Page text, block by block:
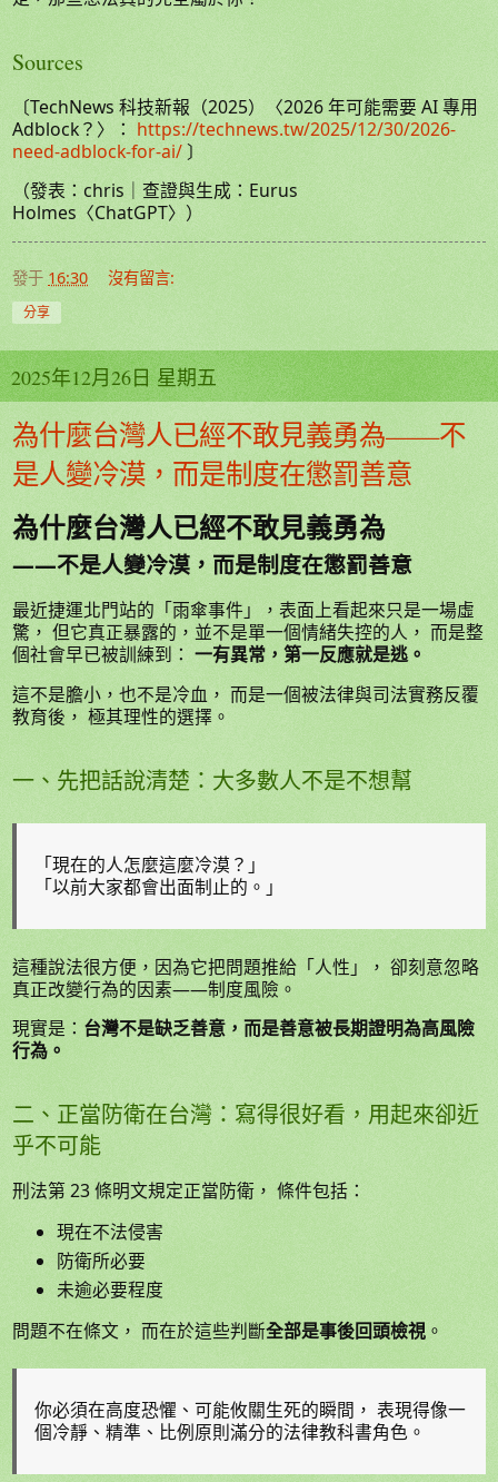
Sources
〔TechNews 科技新報（2025）〈2026 年可能需要 AI 專用
Adblock？〉： https://technews.tw/2025/12/30/2026-
need-adblock-for-ai/〕
（發表：chris｜查證與生成：Eurus
Holmes〈ChatGPT〉）
發于 16:30 沒有留言:
分享
2025年12月26日 星期五
為什麼台灣人已經不敢見義勇為——不
是人變冷漠，而是制度在懲罰善意
為什麼台灣人已經不敢見義勇為
——不是人變冷漠，而是制度在懲罰善意
最近捷運北門站的「雨傘事件」，表面上看起來只是一場虛
驚， 但它真正暴露的，並不是單一個情緒失控的人， 而是整
個社會早已被訓練到： 一有異常，第一反應就是逃。
這不是膽小，也不是冷血， 而是一個被法律與司法實務反覆
教育後， 極其理性的選擇。
一、先把話說清楚：大多數人不是不想幫
「現在的人怎麼這麼冷漠？」
「以前大家都會出面制止的。」
這種說法很方便，因為它把問題推給「人性」， 卻刻意忽略
真正改變行為的因素——制度風險。
現實是： 台灣不是缺乏善意，而是善意被長期證明為高風險
行為。
二、正當防衛在台灣：寫得很好看，用起來卻近
乎不可能
刑法第 23 條明文規定正當防衛， 條件包括：
現在不法侵害
防衛所必要
未逾必要程度
問題不在條文， 而在於這些判斷全部是事後回頭檢視 。
你必須在高度恐懼、可能攸關生死的瞬間， 表現得像一
個冷靜、精準、比例原則滿分的法律教科書角色。